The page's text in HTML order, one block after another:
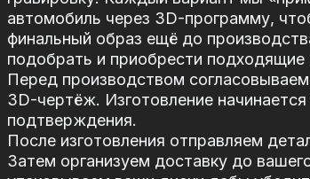
автомобиль через 3D-программу,
финальный образ ещё до
подобрать и приобрести
Перед производством
3D-чертёж. Изготовление
подтверждения.
После изготовления отправляем
Затем организуем доставку до